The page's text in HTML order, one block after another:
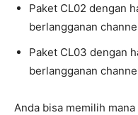
Paket CL02 dengan
berlangganan
Paket CL03 dengan
berlangganan
Anda bisa memilih